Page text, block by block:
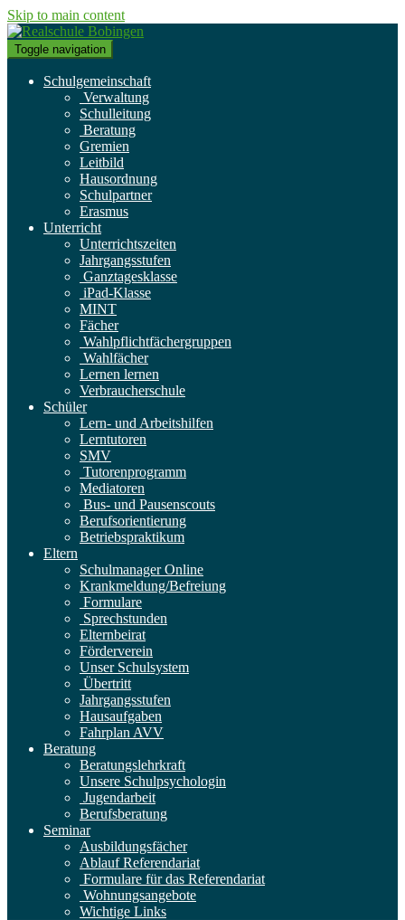
Skip to main content
Toggle navigation
Schulgemeinschaft
Verwaltung
Schulleitung
Beratung
Gremien
Leitbild
Hausordnung
Schulpartner
Erasmus
Unterricht
Unterrichtszeiten
Jahrgangsstufen
Ganztagesklasse
iPad-Klasse
MINT
Fächer
Wahlpflichtfächergruppen
Wahlfächer
Lernen lernen
Verbraucherschule
Schüler
Lern- und Arbeitshilfen
Lerntutoren
SMV
Tutorenprogramm
Mediatoren
Bus- und Pausenscouts
Berufsorientierung
Betriebspraktikum
Eltern
Schulmanager Online
Krankmeldung/Befreiung
Formulare
Sprechstunden
Elternbeirat
Förderverein
Unser Schulsystem
Übertritt
Jahrgangsstufen
Hausaufgaben
Fahrplan AVV
Beratung
Beratungslehrkraft
Unsere Schulpsychologin
Jugendarbeit
Berufsberatung
Seminar
Ausbildungsfächer
Ablauf Referendariat
Formulare für das Referendariat
Wohnungsangebote
Wichtige Links